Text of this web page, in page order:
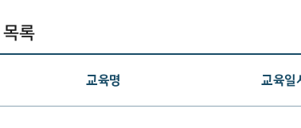
록
교육명 교육일